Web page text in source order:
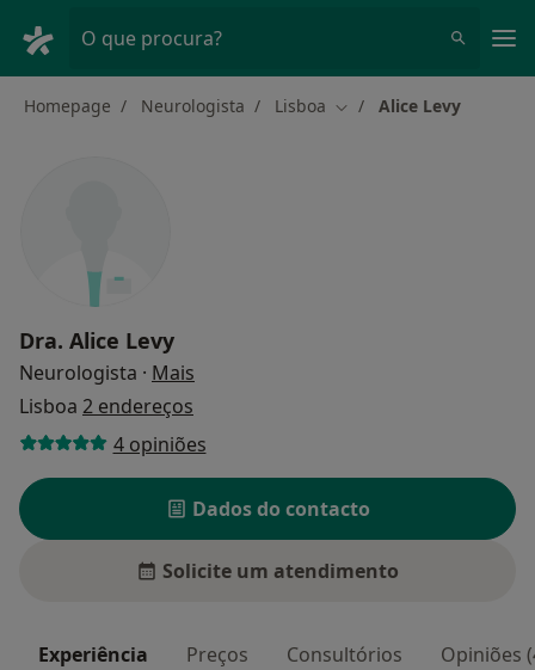
O que procura?
Homepage Neurologista Lisboa Mudar de cidade
Alice Levy
Dra. Alice Levy
Neurologista · Mais
Lisboa 2 endereços
4 opiniões
Dados do contacto
Solicite um atendimento
Experiência Preços Consultórios Opiniões